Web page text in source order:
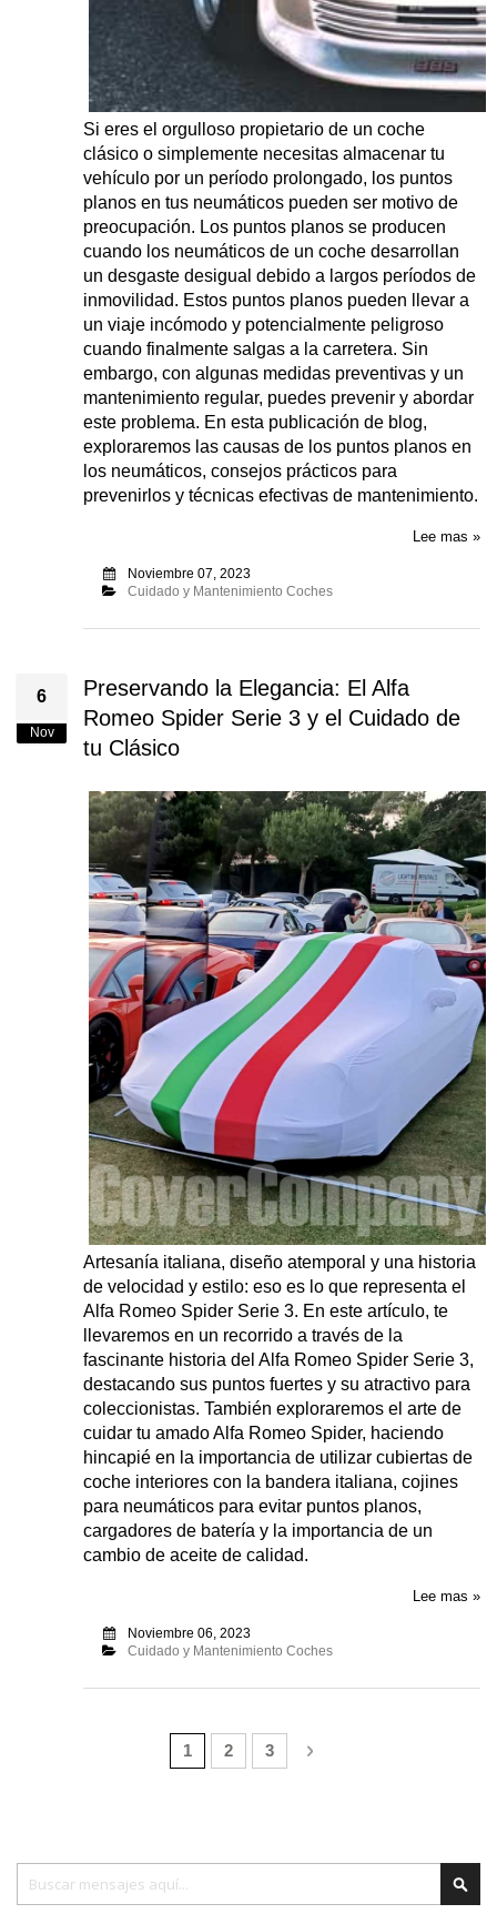
Si eres el orgulloso propietario de un coche
clásico o simplemente necesitas almacenar tu
vehículo por un período prolongado, los puntos
planos en tus neumáticos pueden ser motivo de
preocupación. Los puntos planos se producen
cuando los neumáticos de un coche desarrollan
un desgaste desigual debido a largos períodos de
inmovilidad. Estos puntos planos pueden llevar a
un viaje incómodo y potencialmente peligroso
cuando finalmente salgas a la carretera. Sin
embargo, con algunas medidas preventivas y un
mantenimiento regular, puedes prevenir y abordar
este problema. En esta publicación de blog,
exploraremos las causas de los puntos planos en
los neumáticos, consejos prácticos para
prevenirlos y técnicas efectivas de mantenimiento.
Lee mas »
Noviembre 07, 2023
Cuidado y Mantenimiento Coches
6
Nov
Preservando la Elegancia: El Alfa
Romeo Spider Serie 3 y el Cuidado de
tu Clásico
Artesanía italiana, diseño atemporal y una historia
de velocidad y estilo: eso es lo que representa el
Alfa Romeo Spider Serie 3. En este artículo, te
llevaremos en un recorrido a través de la
fascinante historia del Alfa Romeo Spider Serie 3,
destacando sus puntos fuertes y su atractivo para
coleccionistas. También exploraremos el arte de
cuidar tu amado Alfa Romeo Spider, haciendo
hincapié en la importancia de utilizar cubiertas de
coche interiores con la bandera italiana, cojines
para neumáticos para evitar puntos planos,
cargadores de batería y la importancia de un
cambio de aceite de calidad.
Lee mas »
Noviembre 06, 2023
Cuidado y Mantenimiento Coches
Actualmente estás leyendo página
1 Página
2 Página
3 Página
Siguiente